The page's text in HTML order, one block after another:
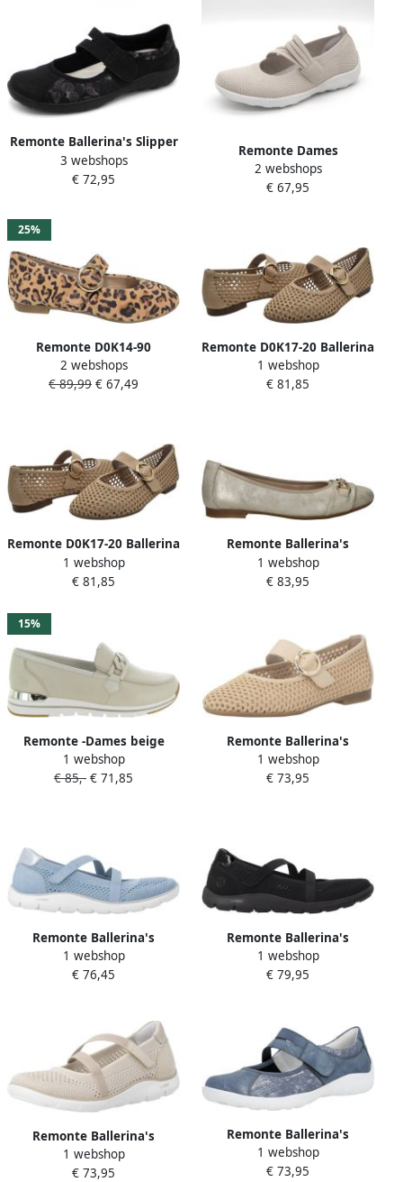
Remonte Ballerina's Slipper
instapschoen slip-on
sneaker met subtiele
3 webshops
€ 72,95
Remonte Dames
Bandschoen R3519-60
Lichtbeige
2 webshops
€ 67,95
25%
Remonte D0K14-90
Instappers Luipaardprint
Suede Dames Beige
2 webshops
€ 89,99 € 67,49
Remonte D0K17-20 Ballerina
met perforaties
1 webshop
€ 81,85
Remonte D0K17-20 Ballerina
met perforaties
1 webshop
€ 81,85
Remonte Ballerina's
Ballerina´s
1 webshop
€ 83,95
15%
Remonte -Dames beige
ballerina's & mocassins
1 webshop
€ 85,- € 71,85
Remonte Ballerina's
1 webshop
€ 73,95
Remonte Ballerina's
Ballerina´s
1 webshop
€ 76,45
Remonte Ballerina's
Ballerina´s
1 webshop
€ 79,95
Remonte Ballerina's
1 webshop
€ 73,95
Remonte Ballerina's
1 webshop
€ 73,95